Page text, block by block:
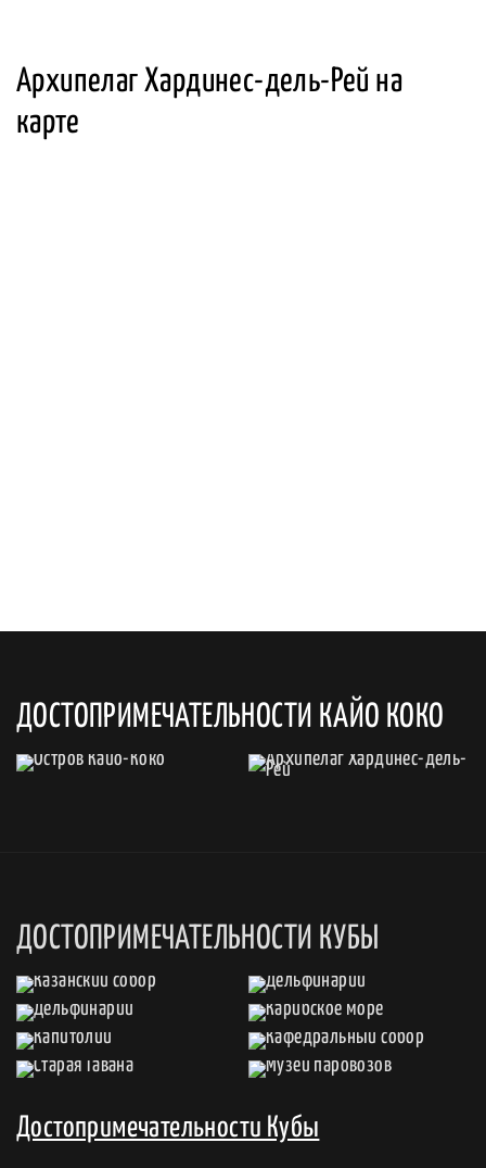
Архипелаг Хардинес-дель-Рей на
карте
ДОСТОПРИМЕЧАТЕЛЬНОСТИ КАЙО КОКО
ДОСТОПРИМЕЧАТЕЛЬНОСТИ КУБЫ
Достопримечательности Кубы